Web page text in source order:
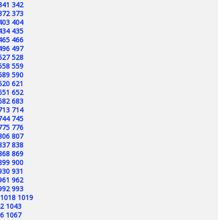
342
373
404
435
466
497
528
559
590
621
652
683
714
745
776
807
838
869
900
931
962
993
1018 1019
1043
1067